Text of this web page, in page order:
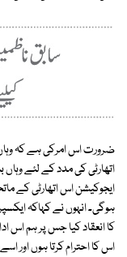
ضرورت اس امرکی ہے کہ
اتھارٹی کی مدد کے لئے
ایجوکیشن اس اتھارٹی کے
ہوگی۔ انہوں نے کہاکہ
کا انعقاد کیا جس پر ہم اس
اس کا احترام کرتا ہوں اور